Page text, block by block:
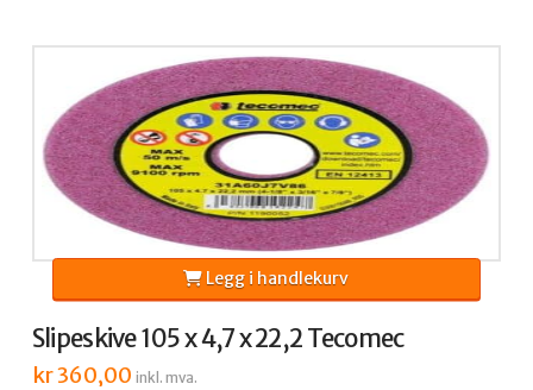
Slipeskive 105 x 4,7 x 22,2 Tecomec
kr360,00 inkl. mva.
Legg i handlekurv